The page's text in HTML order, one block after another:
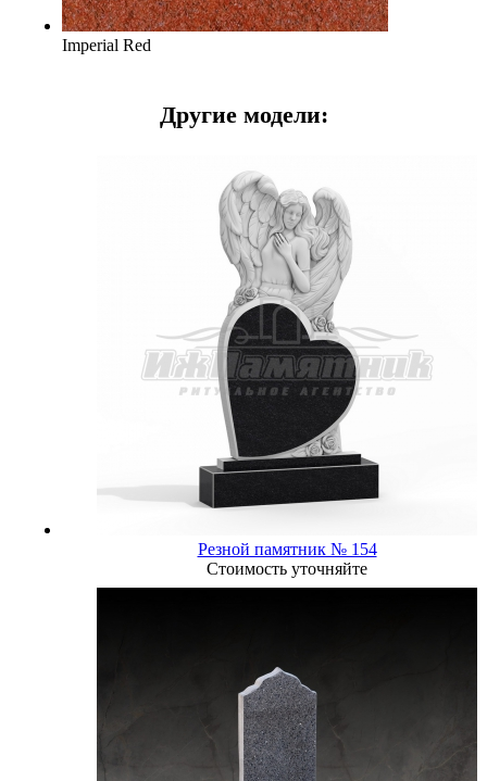
Imperial Red
Другие модели:
Резной памятник № 154
Стоимость уточняйте